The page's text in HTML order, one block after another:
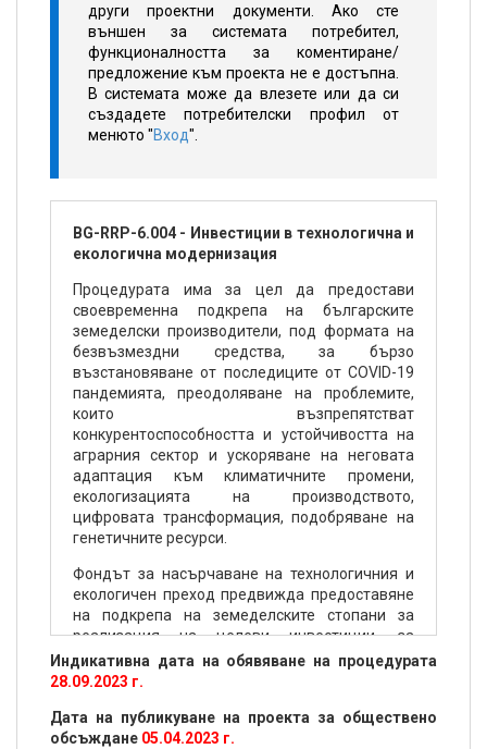
други проектни документи. Ако сте
външен за системата потребител,
функционалността за коментиране/
предложение към проекта не е достъпна.
В системата може да влезете или да си
създадете потребителски профил от
менюто "Вход".
BG-RRP-6.004 - Инвестиции в технологична и
екологична модернизация
Процедурата има за цел да предостави
своевременна подкрепа на българските
земеделски производители, под формата на
безвъзмездни средства, за бързо
възстановяване от последиците от COVID-19
пандемията, преодоляване на проблемите,
които възпрепятстват
конкурентоспособността и устойчивостта на
аграрния сектор и ускоряване на неговата
адаптация към климатичните промени,
екологизацията на производството,
цифровата трансформация, подобряване на
генетичните ресурси.
Фондът за насърчаване на технологичния и
екологичен преход предвижда предоставяне
на подкрепа на земеделските стопани за
реализация на целеви инвестиции, за
закупуване на материални и нематериални
активи за прилагане на дейности,
околната среда и смекчаване на последиците
от климатичните промени, въвеждащи
Индикативна дата на обявяване на процедурата
28.09.2023 г.
Дата на публикуване на проекта за обществено
обсъждане 05.04.2023 г.